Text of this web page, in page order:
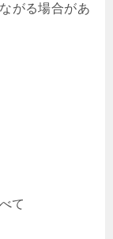
がる場合があ
て